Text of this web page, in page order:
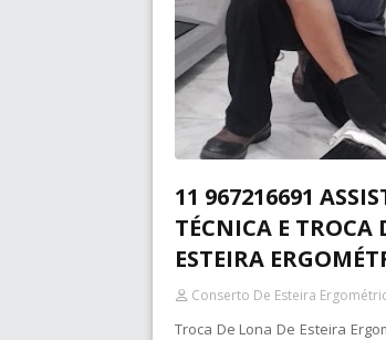
11 967216691
TÉCNICA E TROCA
ESTEIRA
Conserto De Esteira
Troca De Lona De Esteira